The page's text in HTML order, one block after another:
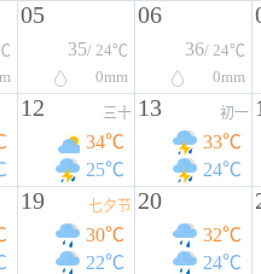
05
35/ 24℃
0mm
06
36/ 24℃
0mm
12 三十
34℃
25℃
13 初一
33℃
24℃
19 七夕节
30℃
22℃
20
32℃
24℃